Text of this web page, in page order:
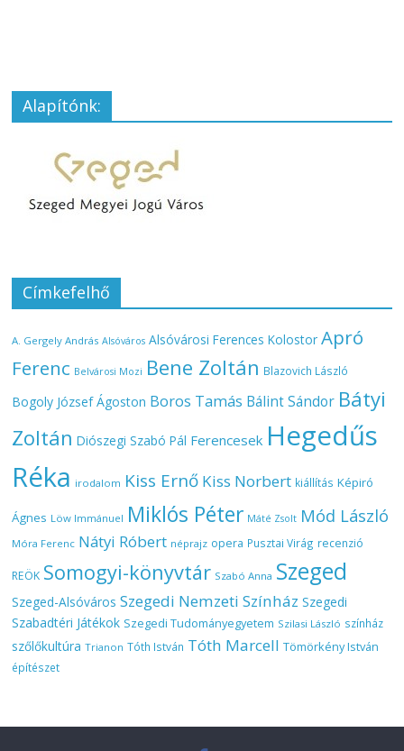
Alapítónk:
Címkefelhő
A. Gergely András Alsóváros Alsóvárosi Ferences Kolostor Apró
Ferenc Belvárosi Mozi Bene Zoltán Blazovich László
Bogoly József Ágoston Boros Tamás Bálint Sándor Bátyi
Zoltán Diószegi Szabó Pál Ferencesek Hegedűs
Réka irodalom Kiss Ernő Kiss Norbert kiállítás Képiró
Ágnes Löw Immánuel Miklós Péter Máté Zsolt Mód László
Móra Ferenc Nátyi Róbert néprajz opera Pusztai Virág recenzió
REÖK Somogyi-könyvtár Szabó Anna Szeged
Szeged-Alsóváros Szegedi Nemzeti Színház Szegedi
Szabadtéri Játékok Szegedi Tudományegyetem Szilasi László színház
szőlőkultúra Trianon Tóth István Tóth Marcell Tömörkény István
építészet